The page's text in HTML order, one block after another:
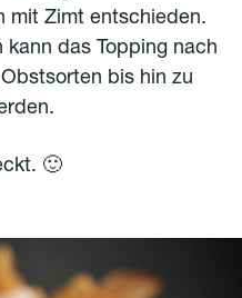
mit Zimt entschieden.
das Topping nach
bis hin zu
🙂